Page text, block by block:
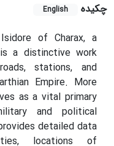
چکیده
English
of Charax, a
a distinctive work
stations, and
Empire. More
as a vital primary
and political
detailed data
locations of